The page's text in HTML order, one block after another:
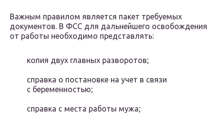
Важным правилом является пакет требуемых
документов. В ФСС для дальнейшего освобождения
от работы необходимо представлять:
копия двух главных разворотов;
справка о постановке на учет в связи
с беременностью;
справка с места работы мужа;